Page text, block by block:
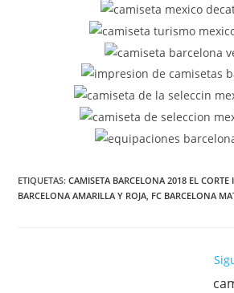
ETIQUETAS:CAMISETA BARCELONA 2018 EL CORTE
BARCELONA AMARILLA Y ROJA FC BARCELONA